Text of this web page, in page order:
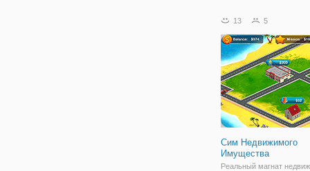
посетителей, в
наплыву? Тогда
первые
13 5
Сим Недвижимого
Имущества
Реальный магнат